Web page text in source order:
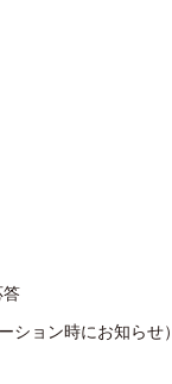
答
ション時にお知らせ）